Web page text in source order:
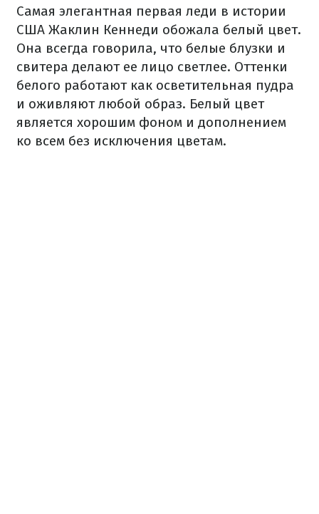
Самая элегантная первая леди в истории
США Жаклин Кеннеди обожала белый цвет.
Она всегда говорила, что белые блузки и
свитера делают ее лицо светлее. Оттенки
белого работают как осветительная пудра
и оживляют любой образ. Белый цвет
является хорошим фоном и дополнением
ко всем без исключения цветам.